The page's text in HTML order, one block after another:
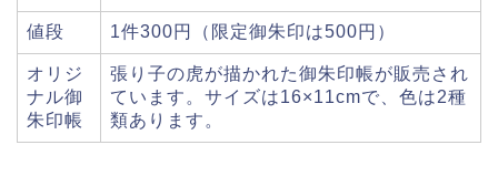
値段 1件300円（限定御朱印は500円）
オリジ
ナル御
朱印帳
張り子の虎が描かれた御朱印帳が販売され
ています。サイズは16×11cmで、色は2種
類あります。